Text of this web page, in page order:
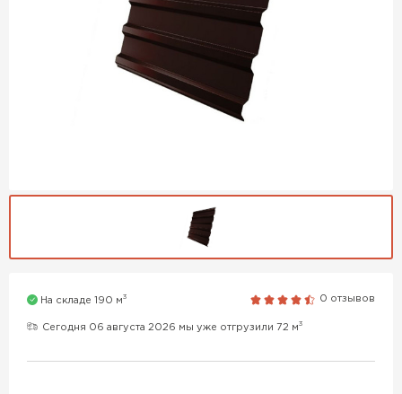
На складе 190 м3 0 отзывов
Сегодня 06 августа 2026 мы уже отгрузили 72 м3